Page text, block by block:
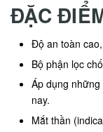
ĐẶC
Độ an toàn
Bộ phận lọc
Áp dụng
nay.
Mắt thần